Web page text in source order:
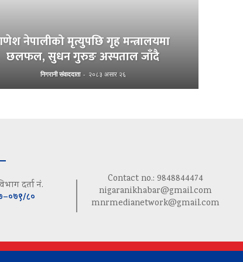
नेपालीको मृत्युपछि गृह मन्त्रालयमा
छलफल, सुधन गुरुङ अस्पताल जाँदै
निगरानी संवाददाता - २०८३ असार २६
दर्ता नं.
८०
Contact no.: 9848844474
nigaranikhabar@gmail.com
mnrmedianetwork@gmail.com